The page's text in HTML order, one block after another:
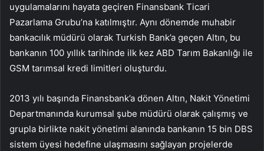
uygulamalarını hayata geçiren Finansbank Ticari
Pazarlama Grubu’na katılmıştır. Aynı dönemde muhabir
bankacılık müdürü olarak Turkish Bank’a geçen Altın, bu
bankanın 100 yıllık tarihinde ilk kez ABD Tarım Bakanlığı ile
GSM tarımsal kredi limitleri oluşturdu.
2013 yılı başında Finansbank’a dönen Altın, Nakit Yönetimi
Departmanında kurumsal şube müdürü olarak çalışmış ve
grupla birlikte nakit yönetimi alanında bankanın 15 bin DBS
sistem üyesi hedefine ulaşmasını sağlayan projelerde